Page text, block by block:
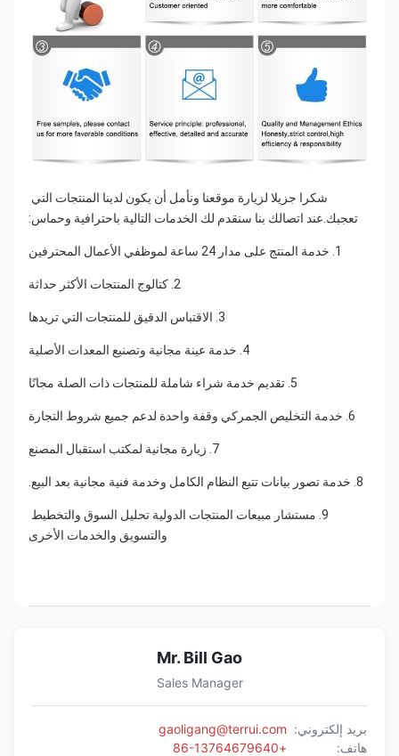
تعجبك.عند اتصالك بنا سنقدم لك الخدمات التالية باحترافية وحماس:
1. خدمة المنتج على مدار 24 ساعة لموظفي الأعمال المحترفين
2. كتالوج المنتجات الأكثر حداثة
3. الاقتباس الدقيق للمنتجات التي تريدها
4. خدمة عينة مجانية وتصنيع المعدات الأصلية
5. تقديم خدمة شراء شاملة للمنتجات ذات الصلة مجانًا
6. خدمة التخليص الجمركي وقفة واحدة لدعم جميع شروط التجارة
7. زيارة مجانية لمكتب استقبال المصنع
8. خدمة تصور بيانات تتبع النظام الكامل وخدمة فنية مجانية بعد البيع.
والتسويق والخدمات الأخرى
Mr. Bill Gao
Sales Manager
بريد إلكتروني: gaoligang@terrui.com
هاتف:
+86-13764679640